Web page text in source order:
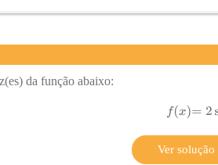
da função abaixo:
Ver